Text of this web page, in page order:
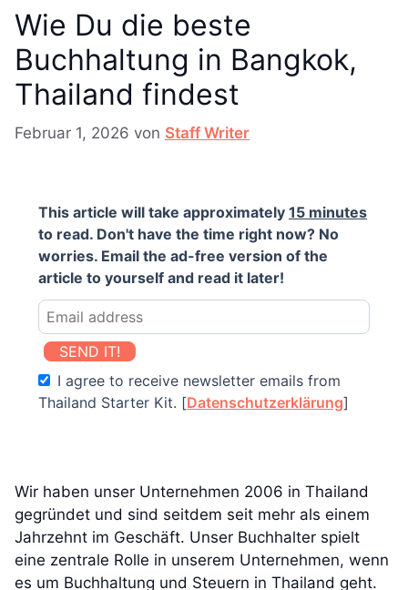
Wie Du die beste
Buchhaltung in Bangkok,
Thailand findest
Februar 1, 2026 von Staff Writer
This article will take approximately 15 minutes
to read. Don't have the time right now? No
worries. Email the ad-free version of the
article to yourself and read it later!
SEND IT!
I agree to receive newsletter emails from
Thailand Starter Kit. [Datenschutzerklärung]
Wir haben unser Unternehmen 2006 in Thailand
gegründet und sind seitdem seit mehr als einem
Jahrzehnt im Geschäft. Unser Buchhalter spielt
eine zentrale Rolle in unserem Unternehmen, wenn
es um Buchhaltung und Steuern in Thailand geht.